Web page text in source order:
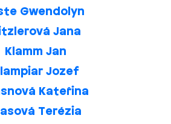
Gwendolyn
Jana
Klamm Jan
Jozef
Kateřina
Terézia